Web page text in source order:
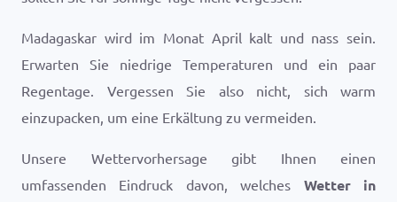
Madagaskar wird im Monat April kalt und nass sein.
Erwarten Sie niedrige Temperaturen und ein paar
Regentage. Vergessen Sie also nicht, sich warm
einzupacken, um eine Erkältung zu vermeiden.
Unsere Wettervorhersage gibt Ihnen einen
umfassenden Eindruck davon, welches Wetter in